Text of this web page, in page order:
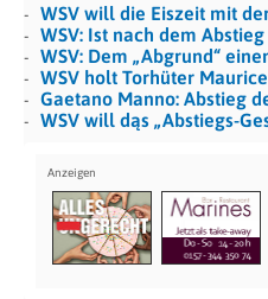
WSV will die Eiszeit mit
WSV: Ist nach dem
WSV: Dem „Abgrund“
WSV holt Torhüter
Gaetano Manno: Abstieg
WSV will dąs „Abstiegs-